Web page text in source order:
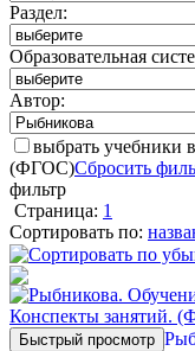
Раздел:
Образовательная
Автор:
выбрать учебники
(ФГОС)Сбросить
фильтр
Страница: 1
Сортировать по:
Быстрый просмотр